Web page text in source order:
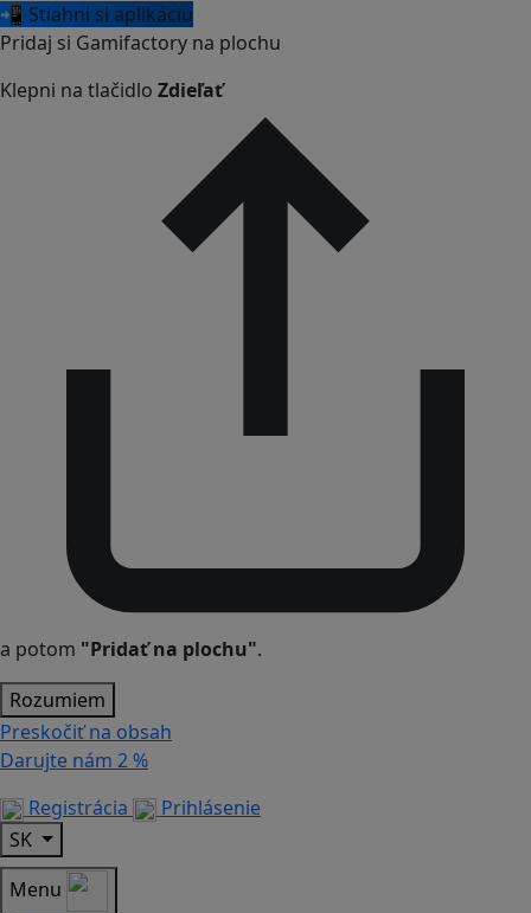
📲 Stiahni si aplikáciu
Pridaj si Gamifactory na plochu
Klepni na tlačidlo Zdieľať
a potom "Pridať na plochu".
Rozumiem
Preskočiť na obsah
Darujte nám 2 %
Registrácia
Prihlásenie
SK
Menu